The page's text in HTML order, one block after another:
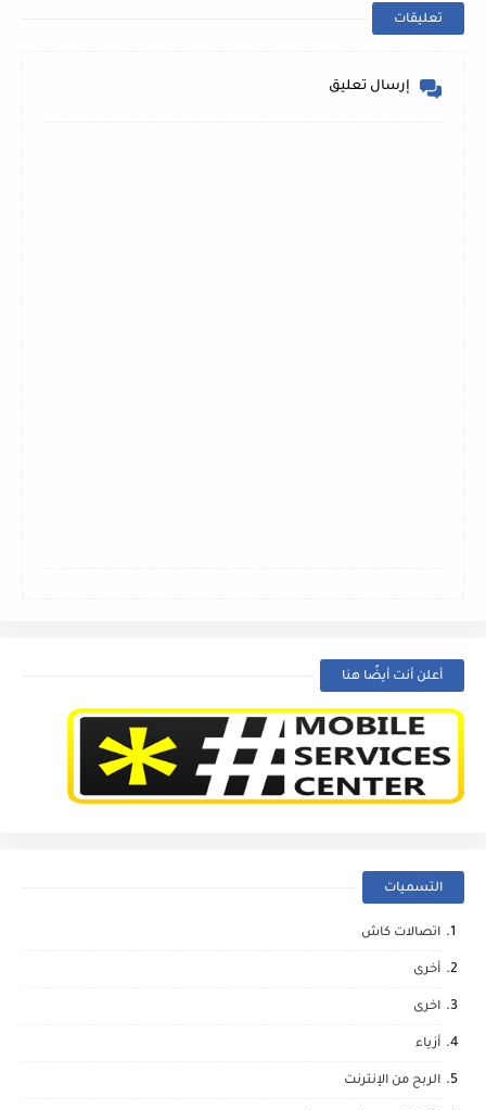
تعليقات
إرسال تعليق
أعلن أنت أيضًا هنا
التسميات
اتصالات كاش
أخرى
اخرى
أزياء
الربح من الإنترنت